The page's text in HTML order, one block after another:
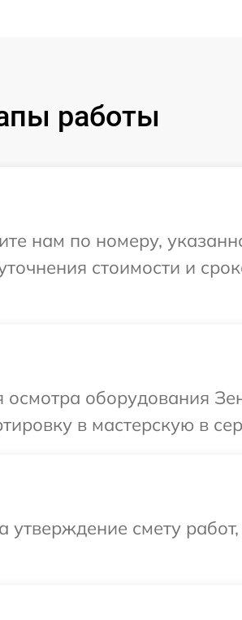
работы
нам по номеру,
стоимости и
оборудования
в мастерскую в
смету